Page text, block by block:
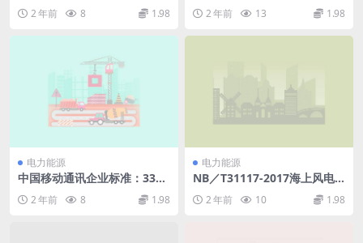
f
2 年前 8 1.98
试验方法第2部分：酸度(用pH
2 年前 13 1.98
电力能源
中国移动通讯企业标准：336v
直流电源系统(265.82KB)pdf
2 年前 8 1.98
电力能源
NB／T31117-2017海上风电
场交流海底电缆选型敷设技术
导则(4.95MB)pdf
2 年前 10 1.98